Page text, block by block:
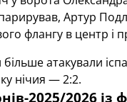
Артур
флангу в центр
атакували
нічия — 2:2.
2025/2026 із